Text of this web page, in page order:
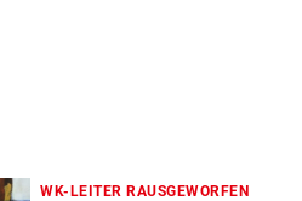
WK-LEITER RAUSGEWORFEN